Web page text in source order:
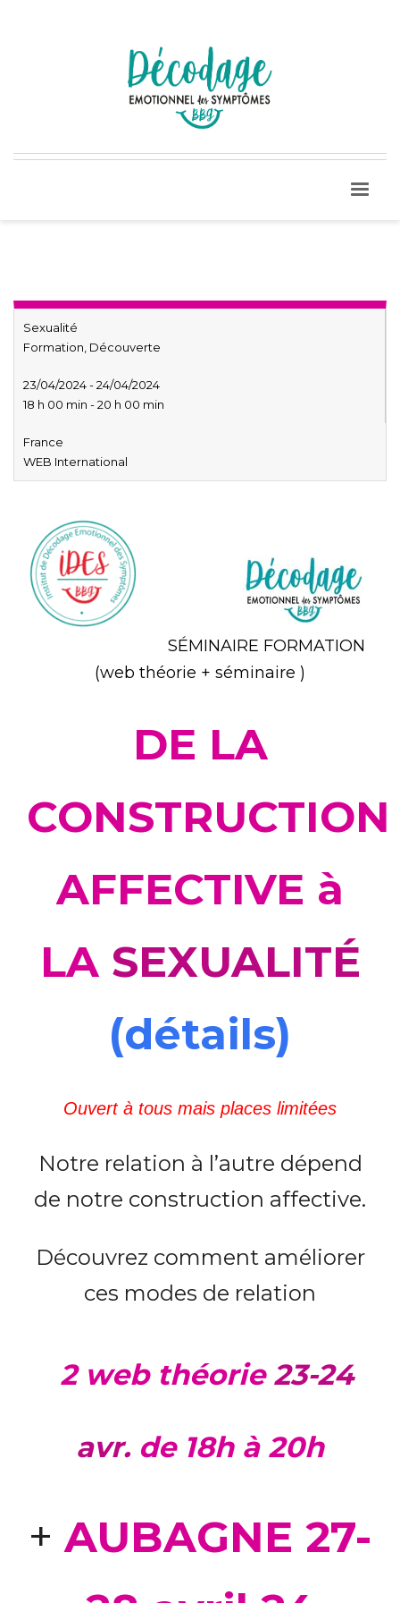
Sexualité
Formation, Découverte
23/04/2024 - 24/04/2024
18 h 00 min - 20 h 00 min
France
WEB International
SÉMINAIRE FORMATION
(web théorie + séminaire )
DE LA
CONSTRUCTION
AFFECTIVE à
LA SEXUALITÉ
(détails)
Ouvert à tous mais places limitées
Notre relation à l’autre dépend
de notre construction affective.
Découvrez comment améliorer
ces modes de relation
2 web théorie 23-24
avr. de 18h à 20h
+AUBAGNE 27-